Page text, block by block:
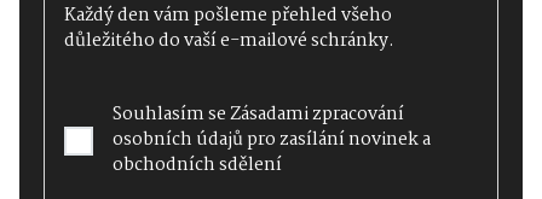
Každý den vám pošleme přehled všeho
důležitého do vaší e-mailové schránky.
Souhlasím seZásadami zpracování
osobních údajůpro zasílání novinek a
obchodních sdělení